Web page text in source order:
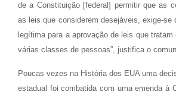
de a Constituição [federal] permitir que as
as leis que considerem desejáveis, exige-se
legítima para a aprovação de leis que
várias classes de pessoas”, justifica o
Poucas vezes na História dos EUA uma
estadual foi combatida com uma emenda à